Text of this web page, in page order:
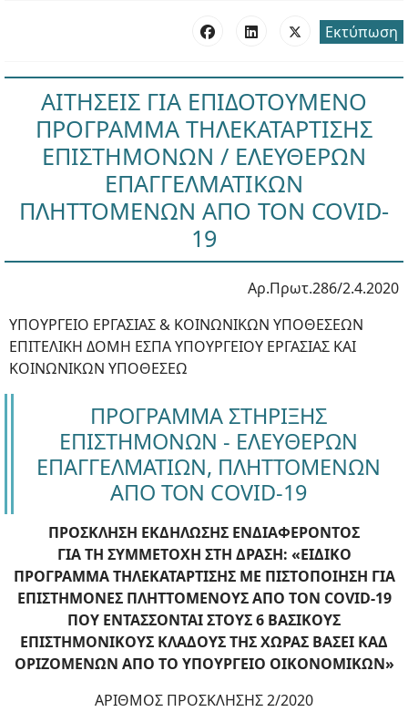
Εκτύπωση
ΑΙΤΗΣΕΙΣ ΓΙΑ ΕΠΙΔΟΤΟΥΜΕΝΟ
ΠΡΟΓΡΑΜΜΑ ΤΗΛΕΚΑΤΑΡΤΙΣΗΣ
ΕΠΙΣΤΗΜΟΝΩΝ / ΕΛΕΥΘΕΡΩΝ
ΕΠΑΓΓΕΛΜΑΤΙΚΩΝ
ΠΛΗΤΤΟΜΕΝΩΝ ΑΠΟ ΤΟΝ COVID-
19
Αρ.Πρωτ.286/2.4.2020
ΥΠΟΥΡΓΕΙΟ ΕΡΓΑΣΙΑΣ & ΚΟΙΝΩΝΙΚΩΝ ΥΠΟΘΕΣΕΩΝ
ΕΠΙΤΕΛΙΚΗ ΔΟΜΗ ΕΣΠΑ ΥΠΟΥΡΓΕΙΟΥ ΕΡΓΑΣΙΑΣ ΚΑΙ
ΚΟΙΝΩΝΙΚΩΝ ΥΠΟΘΕΣΕΩ
ΠΡΟΓΡΑΜΜΑ ΣΤΗΡΙΞΗΣ
ΕΠΙΣΤΗΜΟΝΩΝ - ΕΛΕΥΘΕΡΩΝ
ΕΠΑΓΓΕΛΜΑΤΙΩΝ, ΠΛΗΤΤΟΜΕΝΩΝ
ΑΠΟ ΤΟΝ COVID-19
ΠΡΟΣΚΛΗΣΗ ΕΚΔΗΛΩΣΗΣ ΕΝΔΙΑΦΕΡΟΝΤΟΣ
ΓΙΑ ΤΗ ΣΥΜΜΕΤΟΧΗ ΣΤΗ ΔΡΑΣΗ: «ΕΙΔΙΚΟ
ΠΡΟΓΡΑΜΜΑ ΤΗΛΕΚΑΤΑΡΤΙΣΗΣ ΜΕ ΠΙΣΤΟΠΟΙΗΣΗ ΓΙΑ
ΕΠΙΣΤΗΜΟΝΕΣ ΠΛΗΤΤΟΜΕΝΟΥΣ ΑΠΟ ΤΟΝ COVID-19
ΠΟΥ ΕΝΤΑΣΣΟΝΤΑΙ ΣΤΟΥΣ 6 ΒΑΣΙΚΟΥΣ
ΕΠΙΣΤΗΜΟΝΙΚΟΥΣ ΚΛΑΔΟΥΣ ΤΗΣ ΧΩΡΑΣ ΒΑΣΕΙ ΚΑΔ
ΟΡΙΖΟΜΕΝΩΝ ΑΠΟ ΤΟ ΥΠΟΥΡΓΕΙΟ ΟΙΚΟΝΟΜΙΚΩΝ»
ΑΡΙΘΜΟΣ ΠΡΟΣΚΛΗΣΗΣ 2/2020